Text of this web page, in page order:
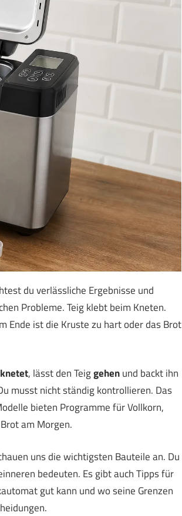
du verlässliche Ergebnisse und
Probleme. Teig klebt beim Kneten.
Ende ist die Kruste zu hart oder das Brot
knetet, lässt den Teiggehenund backt ihn
musst nicht ständig kontrollieren. Das
bieten Programme für Vollkorn,
am Morgen.
uns die wichtigsten Bauteile an. Du
bedeuten. Es gibt auch Tipps für
gut kann und wo seine Grenzen